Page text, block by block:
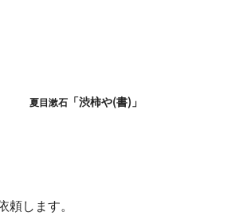
夏目漱石 「渋柿や(書)」
頼します。